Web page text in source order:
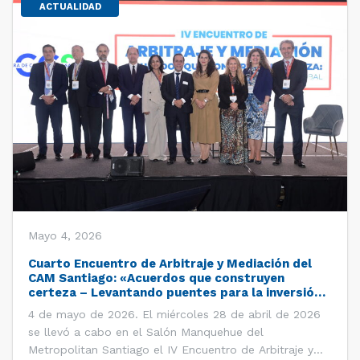
ACTUALIDAD
Mayo 4, 2026
Cuarto Encuentro de Arbitraje y Mediación del
CAM Santiago: «Acuerdos que construyen
certeza – Levantando puentes para la inversión
4 de mayo de 2026. El miércoles 28 de abril de 2026
se llevó a cabo en el Salón Manquehue del
Metropolitan Santiago el IV Encuentro de Arbitraje y